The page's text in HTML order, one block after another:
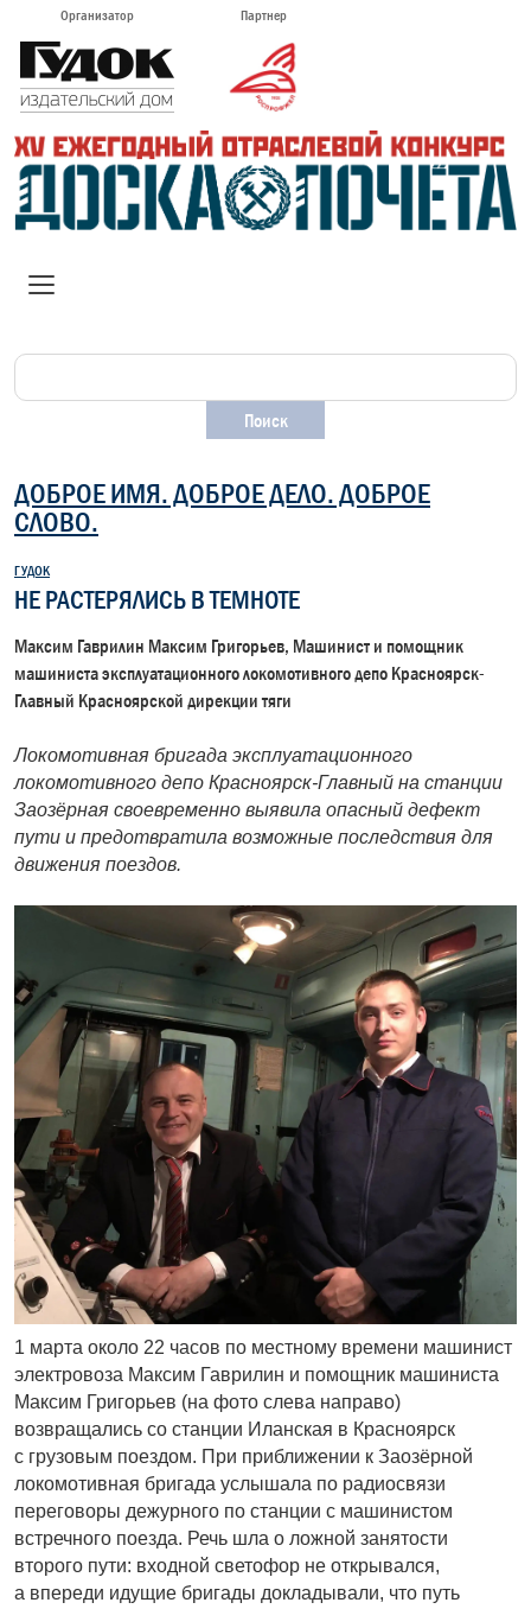
Организатор Партнер
ДОБРОЕ ИМЯ. ДОБРОЕ ДЕЛО. ДОБРОЕ
СЛОВО.
ГУДОК
НЕ РАСТЕРЯЛИСЬ В ТЕМНОТЕ
Максим Гаврилин Максим Григорьев, Машинист и помощник
машиниста эксплуатационного локомотивного депо Красноярск-
Главный Красноярской дирекции тяги
Локомотивная бригада эксплуатационного
локомотивного депо Красноярск-Главный на станции
Заозёрная своевременно выявила опасный дефект
пути и предотвратила возможные последствия для
движения поездов.
1 марта около 22 часов по местному времени машинист
электровоза Максим Гаврилин и помощник машиниста
Максим Григорьев (на фото слева направо)
возвращались со станции Иланская в Красноярск
с грузовым поездом. При приближении к Заозёрной
локомотивная бригада услышала по радио­связи
переговоры дежурного по станции с машинистом
встречного поезда. Речь шла о ложной занятости
второго пути: входной светофор не открывался,
а впереди идущие бригады докладывали, что путь